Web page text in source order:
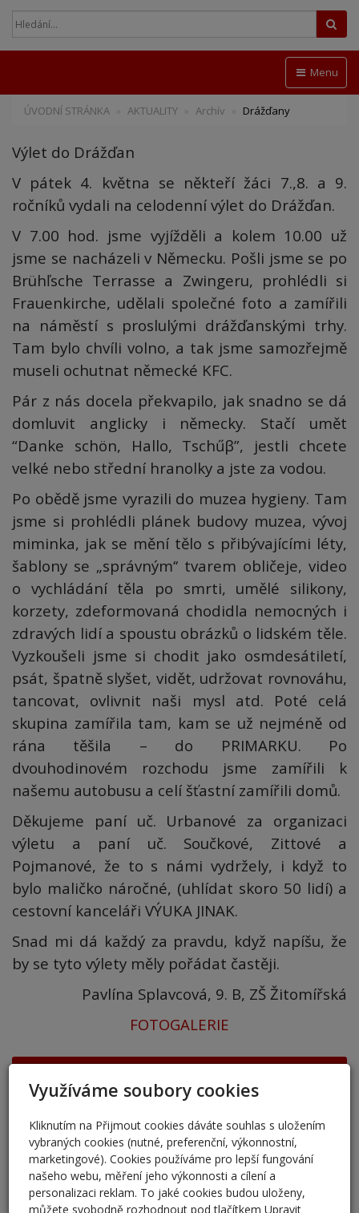
Menu
ÚVODNÍ STRÁNKA AKTUALITY Archív Drážďany
Výlet do Drážďan
V pátek 4. května se někteří žáci 7.,8. a 9.
ročníků vydali na celodenní výlet do Drážďan.
V 7.00 hod. jsme vyjížděli a kolem 10.00 už
jsme se nacházeli v Německu. Pošli jsme se po
Brühľsche Terrasse a Zwingeru, prohlédli si
Frauenkirche, udělali společné foto a zamířili
na náměstí s proslulými drážďanskými trhy.
Tam bylo chvíli volno, a tak jsme samozřejmě
museli ochutnat německé KFC.
Pár z nás docela překvapilo, jak snadno se dá
domluvit anglicky i německy. Stačí umět
“Danke schön, Hallo, Tschűβ”, jestli chcete
velké nebo střední hranolky a jste za vodou.
Po obědě jsme vyrazili do muzea hygieny. Tam
jsme si prohlédli plánek budovy muzea, vývoj
miminka, jak se mění tělo s přibývajícími léty,
šablony se „správným‘‘ tvarem obličeje, video
o vychládání těla po smrti, umělé silikony,
korzety, zdeformovaná chodidla nemocných i
zdravých lidí a spoustu obrázků o lidském těle.
Vyzkoušeli jsme si chodit jako osmdesátiletí,
psát, špatně slyšet, vidět, udržovat rovnováhu,
tancovat, ovlivnit naši mysl atd. Poté celá
skupina zamířila tam, kam se už nejméně od
rána těšila – do PRIMARKU. Po
dvouhodinovém rozchodu jsme zamířili k
našemu autobusu a celí šťastní zamířili domů.
Děkujeme paní uč. Urbanové za organizaci
výletu a paní uč. Součkové, Zittové a
Pojmanové, že to s námi vydržely, i když to
bylo maličko náročné, (uhlídat skoro 50 lidí) a
cestovní kanceláři VÝUKA JINAK.
Snad mi dá každý za pravdu, když napíšu, že
by se tyto výlety měly pořádat častěji.
Pavlína Splavcová, 9. B, ZŠ Žitomířská
FOTOGALERIE
5. 6. 2026
Přestup žáků do 6. ročníku na naši školu pro školní
rok 2026/202
25. 5. 2026
Využíváme soubory cookies
Kliknutím na Přijmout cookies dáváte souhlas s uložením
vybraných cookies (nutné, preferenční, výkonnostní,
marketingové). Cookies používáme pro lepší fungování
našeho webu, měření jeho výkonnosti a cílení a
personalizaci reklam. To jaké cookies budou uloženy,
můžete svobodně rozhodnout pod tlačítkem Upravit